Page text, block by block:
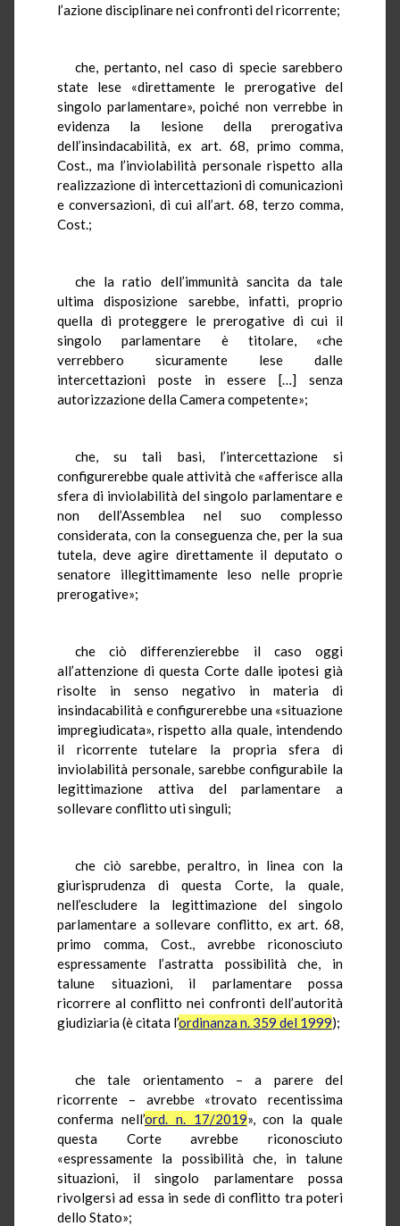
l’azione disciplinare nei confronti del ricorrente;
che, pertanto, nel caso di specie sarebbero
state lese «direttamente le prerogative del
singolo parlamentare», poiché non verrebbe in
evidenza la lesione della prerogativa
dell’insindacabilità, ex art. 68, primo comma,
Cost., ma l’inviolabilità personale rispetto alla
realizzazione di intercettazioni di comunicazioni
e conversazioni, di cui all’art. 68, terzo comma,
Cost.;
che la ratio dell’immunità sancita da tale
ultima disposizione sarebbe, infatti, proprio
quella di proteggere le prerogative di cui il
singolo parlamentare è titolare, «che
verrebbero sicuramente lese dalle
intercettazioni poste in essere […] senza
autorizzazione della Camera competente»;
che, su tali basi, l’intercettazione si
configurerebbe quale attività che «afferisce alla
sfera di inviolabilità del singolo parlamentare e
non dell’Assemblea nel suo complesso
considerata, con la conseguenza che, per la sua
tutela, deve agire direttamente il deputato o
senatore illegittimamente leso nelle proprie
prerogative»;
che ciò differenzierebbe il caso oggi
all’attenzione di questa Corte dalle ipotesi già
risolte in senso negativo in materia di
insindacabilità e configurerebbe una «situazione
impregiudicata», rispetto alla quale, intendendo
il ricorrente tutelare la propria sfera di
inviolabilità personale, sarebbe configurabile la
legittimazione attiva del parlamentare a
sollevare conflitto uti singuli;
che ciò sarebbe, peraltro, in linea con la
giurisprudenza di questa Corte, la quale,
nell’escludere la legittimazione del singolo
parlamentare a sollevare conflitto, ex art. 68,
primo comma, Cost., avrebbe riconosciuto
espressamente l’astratta possibilità che, in
talune situazioni, il parlamentare possa
ricorrere al conflitto nei confronti dell’autorità
giudiziaria (è citata l’ordinanza n. 359 del 1999);
che tale orientamento – a parere del
ricorrente – avrebbe «trovato recentissima
conferma nell’ord. n. 17/2019», con la quale
questa Corte avrebbe riconosciuto
«espressamente la possibilità che, in talune
situazioni, il singolo parlamentare possa
rivolgersi ad essa in sede di conflitto tra poteri
dello Stato»;